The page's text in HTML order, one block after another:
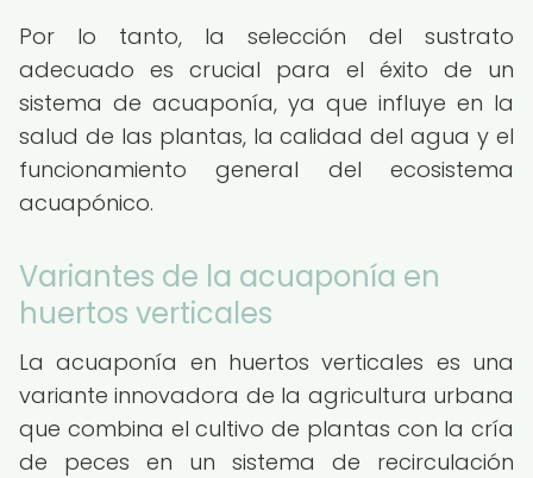
Por lo tanto, la selección del sustrato
adecuado es crucial para el éxito de un
sistema de acuaponía, ya que influye en la
salud de las plantas, la calidad del agua y el
funcionamiento general del ecosistema
acuapónico.
Variantes de la acuaponía en
huertos verticales
La acuaponía en huertos verticales es una
variante innovadora de la agricultura urbana
que combina el cultivo de plantas con la cría
de peces en un sistema de recirculación